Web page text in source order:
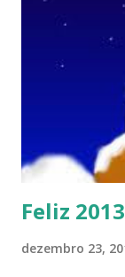
Feliz
dezembro 23,